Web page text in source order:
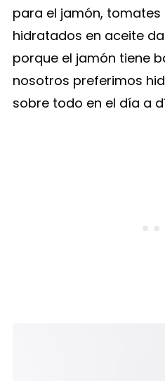
para el jamón, tomates
hidratados en aceite
porque el jamón tiene
nosotros preferimos
sobre todo en el día a